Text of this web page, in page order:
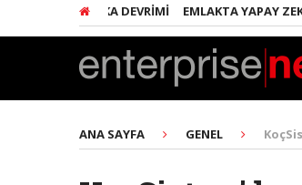
YAPAY ZEKA DEVRIMI EMLAKTA YAPAY ZEKA VE
ANA SAYFA GENEL